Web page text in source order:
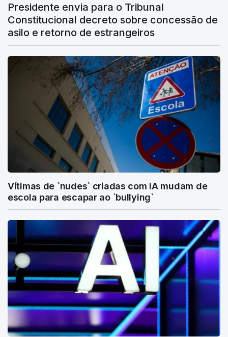
Presidente envia para o Tribunal
Constitucional decreto sobre concessão de
asilo e retorno de estrangeiros
Vítimas de `nudes` criadas com IA mudam de
escola para escapar ao `bullying`